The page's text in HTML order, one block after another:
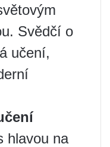
Svědčí o
učení,
hlavou na